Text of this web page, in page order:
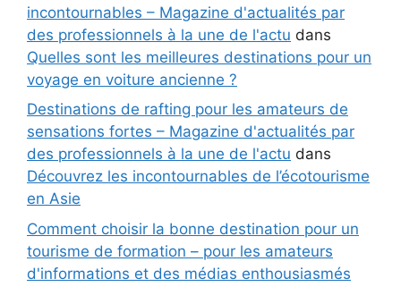
incontournables – Magazine d'actualités par
des professionnels à la une de l'actu dans
Quelles sont les meilleures destinations pour un
voyage en voiture ancienne ?
Destinations de rafting pour les amateurs de
sensations fortes – Magazine d'actualités par
des professionnels à la une de l'actu dans
Découvrez les incontournables de l’écotourisme
en Asie
Comment choisir la bonne destination pour un
tourisme de formation – pour les amateurs
d'informations et des médias enthousiasmés